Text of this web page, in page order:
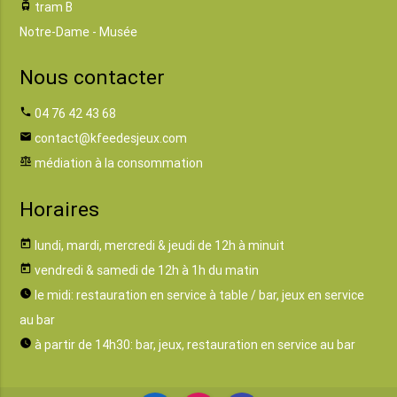
tram tram B
Notre-Dame - Musée
Nous contacter
phone 04 76 42 43 68
email contact@kfeedesjeux.com
balance médiation à la consommation
Horaires
today lundi, mardi, mercredi & jeudi de 12h à minuit
today vendredi & samedi de 12h à 1h du matin
watch_later le midi: restauration en service à table / bar, jeux en service
au bar
watch_later à partir de 14h30: bar, jeux, restauration en service au bar